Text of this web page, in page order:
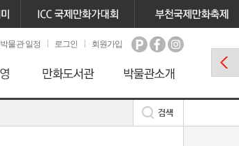
박물관 일정 로그인 회원가입